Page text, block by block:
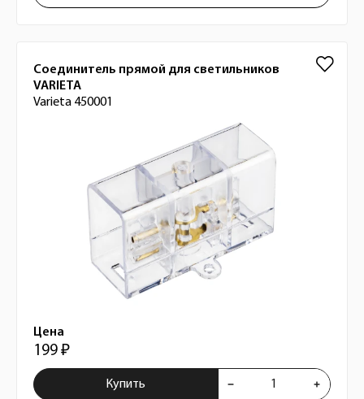
Соединитель прямой для светильников
VARIETA
Varieta 450001
Цена
199 ₽
Купить